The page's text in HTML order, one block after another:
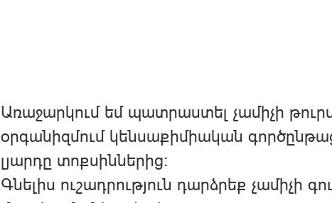
Առաջարկում եմ պատրաստել չամիչի
օրգանիզմում կենսաքիմիական
լյարդը տոքսիններից:
Գնելիս ուշադրություն դարձրեք չամիչի